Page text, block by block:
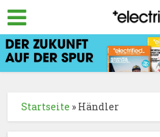
Startseite » Händler